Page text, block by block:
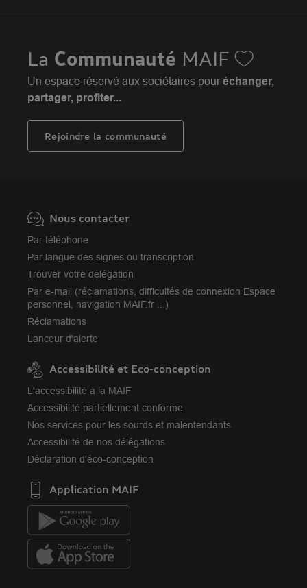
Portail API
Adhérer à la MAIF
MAIF Impact
Assurance emprunteur
Assurance décès
Assurance vie
Plan d'épargne retraite (PER)
Achat véhicule
Achat immobilier
Nos partenaires services
La Communauté MAIF
Un espace réservé aux sociétaires pouréchanger,
partager, profiter...
Rejoindre la communauté
Nous contacter
Par téléphone
Par langue des signes ou transcription
Trouver votre délégation
Par e-mail (réclamations, difficultés de connexion Espace
personnel, navigation MAIF.fr ...)
Réclamations
Lanceur d'alerte
Accessibilité et Eco-conception
L'accessibilité à la MAIF
Accessibilité partiellement conforme
Nos services pour les sourds et malentendants
Accessibilité de nos délégations
Déclaration d'éco-conception
Application MAIF